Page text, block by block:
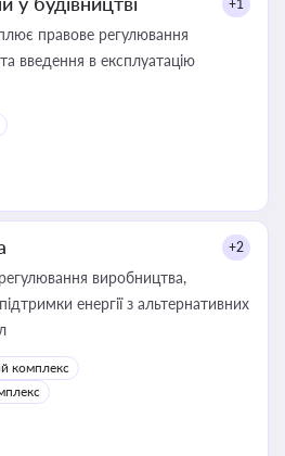
+1
правове регулювання
введення в експлуатацію
+2
виробництва,
енергії з альтернативних
комплекс